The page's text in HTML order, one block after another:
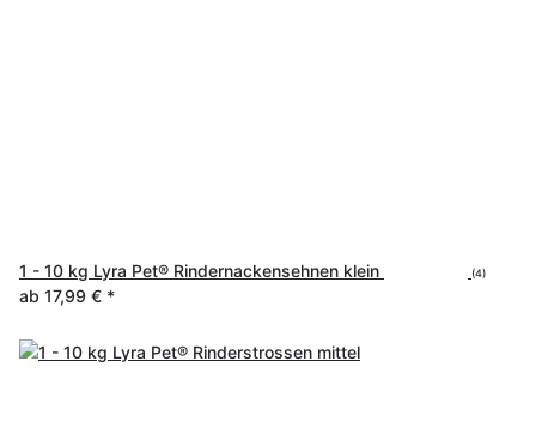
1 - 10 kg Lyra Pet® Rindernackensehnen klein (4)
ab 17,99 € *